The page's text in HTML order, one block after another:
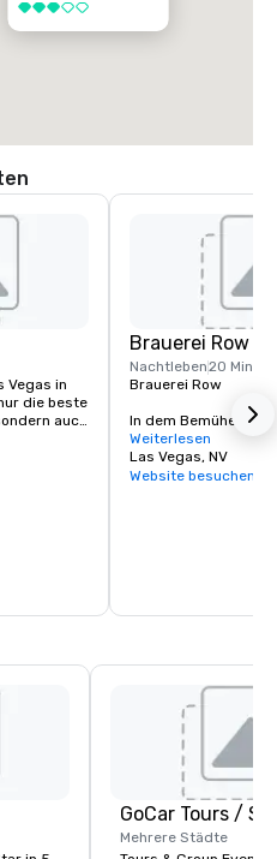
3 von 5
Vegas in
die beste
auch
der
Indoor-
Brauerei Row
Nachtleben20 Min
Brauerei Row
In dem Bemühen,
Bewegung
ganzen Land eine
spielt, haben wir
Weiterlesen
Las Vegas, NV
Website besuchen
Mehrere Städte